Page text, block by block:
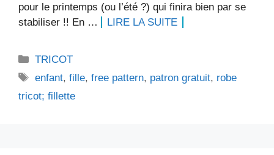
pour le printemps (ou l’été ?) qui finira bien par se
stabiliser !! En …
LIRE LA SUITE
Catégories
TRICOT
Étiquettes
enfant,fille,free pattern, patron gratuit, robe
tricot; fillette